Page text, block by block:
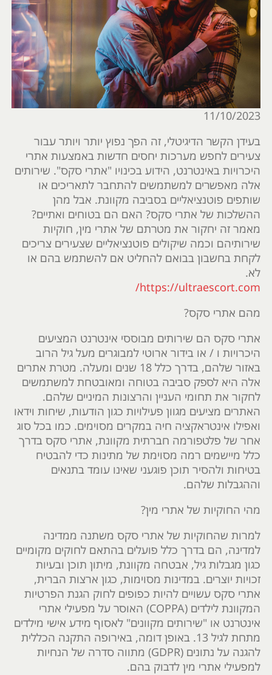
11/10/2023
בעידן הקשר הדיגיטלי, זה הפך נפוץ יותר ויותר עבור
צעירים לחפש מערכות יחסים חדשות באמצעות אתרי
היכרויות באינטרנט, הידוע בכינויו "אתרי סקס". שירותים
אלה מאפשרים למשתמשים להתחבר לתאריכים או
שותפים פוטנציאליים בסביבה מקוונת. אבל מהן
ההשלכות של אתרי סקס? האם הם בטוחים ואתיים?
מאמר זה יחקור את מטרתם של אתרי מין, חוקיות
שירותיהם וכמה שיקולים פוטנציאליים שצעירים צריכים
לקחת בחשבון בבואם להחליט אם להשתמש בהם או
לא.
https://ultraescort.com/
מהם אתרי סקס?
אתרי סקס הם שירותים מבוססי אינטרנט המציעים
היכרויות ו / או בידור ארוטי למבוגרים מעל גיל הרוב
באזור שלהם, בדרך כלל 18 שנים ומעלה. מטרת אתרים
אלה היא לספק סביבה בטוחה ומאובטחת למשתמשים
לחקור את תחומי העניין והרצונות המיניים שלהם.
האתרים מציעים מגוון פעילויות כגון הודעות, שיחות וידאו
ואפילו אינטראקציה חיה במקרים מסוימים. כמו בכל סוג
אחר של פלטפורמה חברתית מקוונת, אתרי סקס בדרך
כלל מיישמים רמה מסוימת של מתינות כדי להבטיח
בטיחות ולהסיר תוכן פוגעני שאינו עומד בתנאים
וההגבלות שלהם.
מהי החוקיות של אתרי מין?
למרות שהחוקיות של אתרי סקס משתנה ממדינה
למדינה, הם בדרך כלל פועלים בהתאם לחוקים מקומיים
כגון מגבלות גיל, אבטחה מקוונת, מיתון תוכן ובעיות
זכויות יוצרים. במדינות מסוימות, כגון ארצות הברית,
אתרי סקס עשויים להיות כפופים לחוק הגנת הפרטיות
המקוונת לילדים (COPPA) האוסר על מפעילי אתרי
אינטרנט או "שירותים מקוונים" לאסוף מידע אישי מילדים
מתחת לגיל 13. באופן דומה, באירופה התקנה הכללית
להגנה על נתונים (GDPR) מתווה סדרה של הנחיות
למפעילי אתרי מין לדבוק בהם.